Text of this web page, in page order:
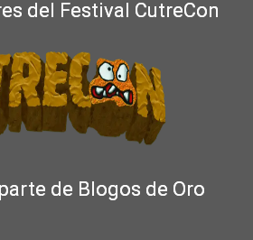
del Festival CutreCon
de Blogos de Oro